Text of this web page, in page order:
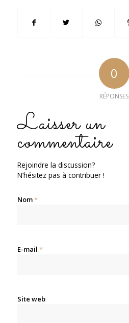
0
RÉPONSES
Laisser un
commentaire
Rejoindre la discussion?
N’hésitez pas à contribuer !
Nom*
E-mail *
Site web